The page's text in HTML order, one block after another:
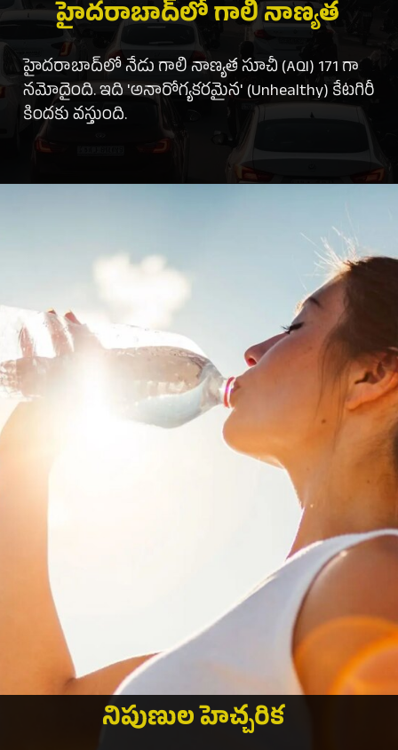
హైదరాబాద్‌లో నేడు గాలి నాణ్యత సూచీ (AQI) 171 గా
నమోదైంది. ఇది 'అనారోగ్యకరమైన' (Unhealthy) కేటగిరీ
కిందకు వస్తుంది.
హైదరాబాద్‌లో గాలి నాణ్యత
నిపుణుల హెచ్చరిక